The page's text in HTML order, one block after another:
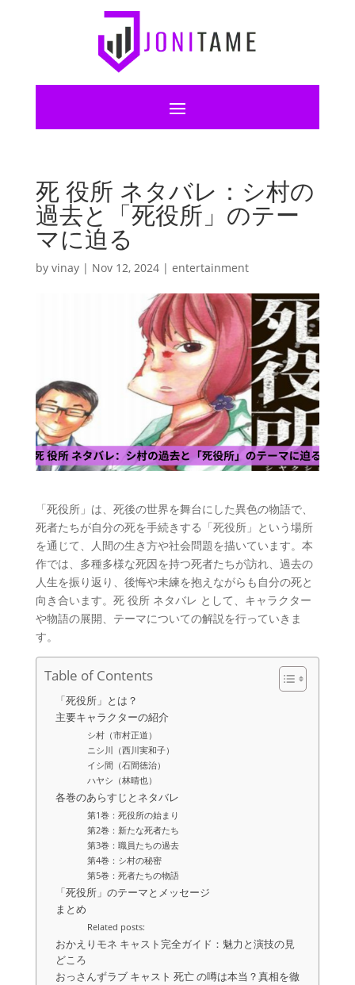
死 役所 ネタバレ：シ村の
過去と「死役所」のテー
マに迫る
by vinay| Nov 12, 2024| entertainment
「死役所」は、死後の世界を舞台にした異色の物語で、
死者たちが自分の死を手続きする「死役所」という場所
を通じて、人間の生き方や社会問題を描いています。本
作では、多種多様な死因を持つ死者たちが訪れ、過去の
人生を振り返り、後悔や未練を抱えながらも自分の死と
向き合います。死 役所 ネタバレ として、キャラクター
や物語の展開、テーマについての解説を行っていきま
す。
Table of Contents
「死役所」とは？
主要キャラクターの紹介
シ村（市村正道）
ニシ川（西川実和子）
イシ間（石間徳治）
ハヤシ（林晴也）
各巻のあらすじとネタバレ
第1巻：死役所の始まり
第2巻：新たな死者たち
第3巻：職員たちの過去
第4巻：シ村の秘密
第5巻：死者たちの物語
「死役所」のテーマとメッセージ
まとめ
Related posts:
おかえりモネ キャスト完全ガイド：魅力と演技の見
どころ
おっさんずラブ キャスト 死亡 の噂は本当？真相を徹